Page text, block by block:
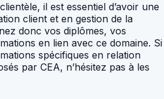
il est essentiel d’avoir une
client et en gestion de la
donc vos diplômes, vos
en lien avec ce domaine. Si
spécifiques en relation
par CEA, n’hésitez pas à les